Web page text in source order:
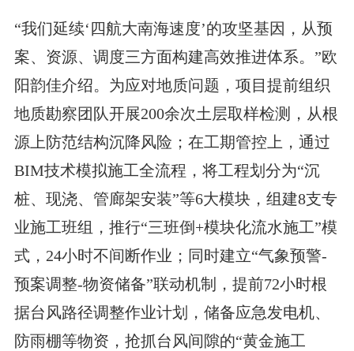
“我们延续‘四航大南海速度’的攻坚基因，从预
案、资源、调度三方面构建高效推进体系。”欧
阳韵佳介绍。为应对地质问题，项目提前组织
地质勘察团队开展200余次土层取样检测，从根
源上防范结构沉降风险；在工期管控上，通过
BIM技术模拟施工全流程，将工程划分为“沉
桩、现浇、管廊架安装”等6大模块，组建8支专
业施工班组，推行“三班倒+模块化流水施工”模
式，24小时不间断作业；同时建立“气象预警-
预案调整-物资储备”联动机制，提前72小时根
据台风路径调整作业计划，储备应急发电机、
防雨棚等物资，抢抓台风间隙的“黄金施工